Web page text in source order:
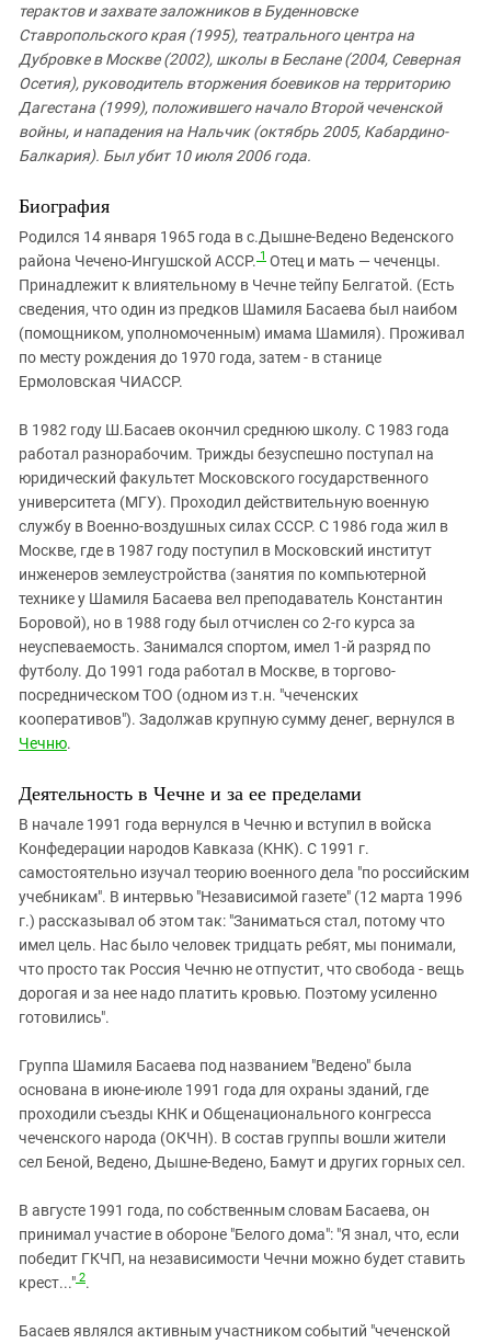
терактов и захвате заложников в Буденновске
Ставропольского края (1995), театрального центра на
Дубровке в Москве (2002), школы в Беслане (2004, Северная
Осетия), руководитель вторжения боевиков на территорию
Дагестана (1999), положившего начало Второй чеченской
войны, и нападения на Нальчик (октябрь 2005, Кабардино-
Балкария). Был убит 10 июля 2006 года.
Биография
Родился 14 января 1965 года в с.Дышне-Ведено Веденского
района Чечено-Ингушской АССР. 1 Отец и мать — чеченцы.
Принадлежит к влиятельному в Чечне тейпу Белгатой. (Есть
сведения, что один из предков Шамиля Басаева был наибом
(помощником, уполномоченным) имама Шамиля). Проживал
по месту рождения до 1970 года, затем - в станице
Ермоловская ЧИАССР.
В 1982 году Ш.Басаев окончил среднюю школу. С 1983 года
работал разнорабочим. Трижды безуспешно поступал на
юридический факультет Московского государственного
университета (МГУ). Проходил действительную военную
службу в Военно-воздушных силах СССР. С 1986 года жил в
Москве, где в 1987 году поступил в Московский институт
инженеров землеустройства (занятия по компьютерной
технике у Шамиля Басаева вел преподаватель Константин
Боровой), но в 1988 году был отчислен со 2-го курса за
неуспеваемость. Занимался спортом, имел 1-й разряд по
футболу. До 1991 года работал в Москве, в торгово-
посредническом ТОО (одном из т.н. "чеченских
кооперативов"). Задолжав крупную сумму денег, вернулся в
Чечню.
Деятельность в Чечне и за ее пределами
В начале 1991 года вернулся в Чечню и вступил в войска
Конфедерации народов Кавказа (КНК). С 1991 г.
самостоятельно изучал теорию военного дела "по российским
учебникам". В интервью "Независимой газете" (12 марта 1996
г.) рассказывал об этом так: "Заниматься стал, потому что
имел цель. Нас было человек тридцать ребят, мы понимали,
что просто так Россия Чечню не отпустит, что свобода - вещь
дорогая и за нее надо платить кровью. Поэтому усиленно
готовились".
Группа Шамиля Басаева под названием "Ведено" была
основана в июне-июле 1991 года для охраны зданий, где
проходили съезды КНК и Общенационального конгресса
чеченского народа (ОКЧН). В состав группы вошли жители
сел Беной, Ведено, Дышне-Ведено, Бамут и других горных сел.
В августе 1991 года, по собственным словам Басаева, он
принимал участие в обороне "Белого дома": "Я знал, что, если
победит ГКЧП, на независимости Чечни можно будет ставить
крест..." 2.
Басаев являлся активным участником событий "чеченской